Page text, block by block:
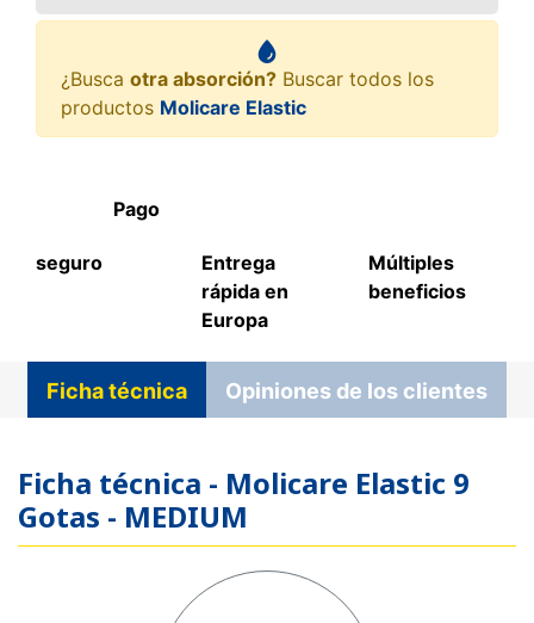
¿Busca otra absorción? Buscar todos los
productos Molicare Elastic
Pago
seguro
Entrega
rápida en
Europa
Múltiples
beneficios
Ficha técnica Opiniones de los clientes
Ficha técnica - Molicare Elastic 9
Gotas - MEDIUM